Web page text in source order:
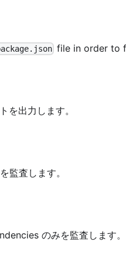
file in order to
を出力します。
監査します。
のみを監査します。